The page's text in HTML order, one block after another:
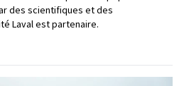
des scientifiques et des
Laval est partenaire.